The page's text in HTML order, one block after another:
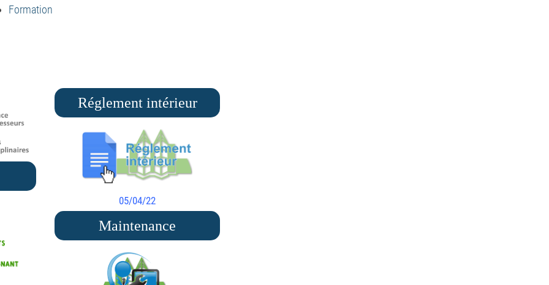
Formation
Réglement intérieur
05/04/22
Maintenance